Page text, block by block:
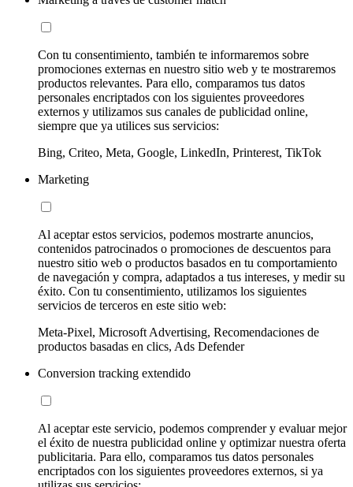
Con tu consentimiento, también te informaremos sobre
promociones externas en nuestro sitio web y te mostraremos
productos relevantes. Para ello, comparamos tus datos
personales encriptados con los siguientes proveedores
externos y utilizamos sus canales de publicidad online,
siempre que ya utilices sus servicios:
Bing, Criteo, Meta, Google, LinkedIn, Printerest, TikTok
Marketing
Al aceptar estos servicios, podemos mostrarte anuncios,
contenidos patrocinados o promociones de descuentos para
nuestro sitio web o productos basados en tu comportamiento
de navegación y compra, adaptados a tus intereses, y medir su
éxito. Con tu consentimiento, utilizamos los siguientes
servicios de terceros en este sitio web:
Meta-Pixel, Microsoft Advertising, Recomendaciones de
productos basadas en clics, Ads Defender
Conversion tracking extendido
Al aceptar este servicio, podemos comprender y evaluar mejor
el éxito de nuestra publicidad online y optimizar nuestra oferta
publicitaria. Para ello, comparamos tus datos personales
encriptados con los siguientes proveedores externos, si ya